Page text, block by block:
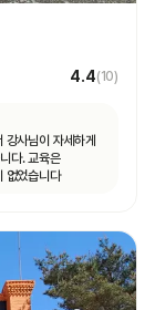
4.4(10)
강사님이 자세하게
다. 교육은
없었습니다